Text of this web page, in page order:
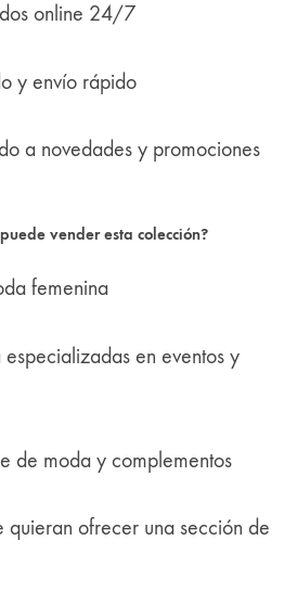
online 24/7
y envío rápido
a novedades y promociones
vender esta colección?
femenina
en eventos y
de moda y complementos
quieran ofrecer una sección de